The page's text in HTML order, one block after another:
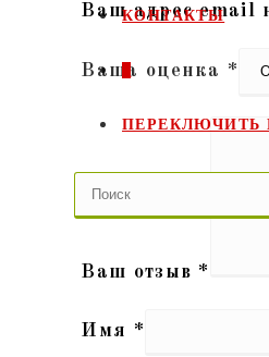
КОНТАКТЫ
0
ПЕРЕКЛЮЧИТЬ
Ваш адрес email
Ваша оценка *
Ваш отзыв *
Имя *